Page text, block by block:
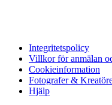
Integritetspolicy
Villkor för anmälan
Cookieinformation
Fotografer &
Hjälp